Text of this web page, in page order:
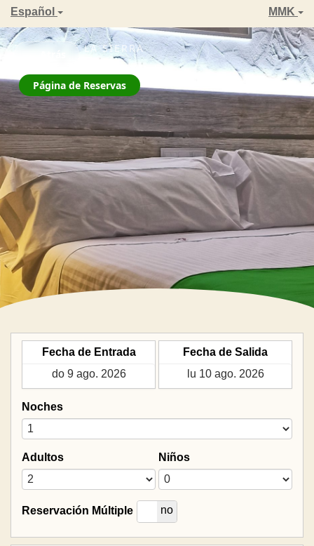
Español MMK
ZAHARA DE LA SIERRA
La Jarana
Página de Reservas
Fecha de Entrada Fecha de Salida
Noches
Adultos Niños
Reservación Múltiple
si no